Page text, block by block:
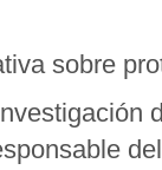
sobre